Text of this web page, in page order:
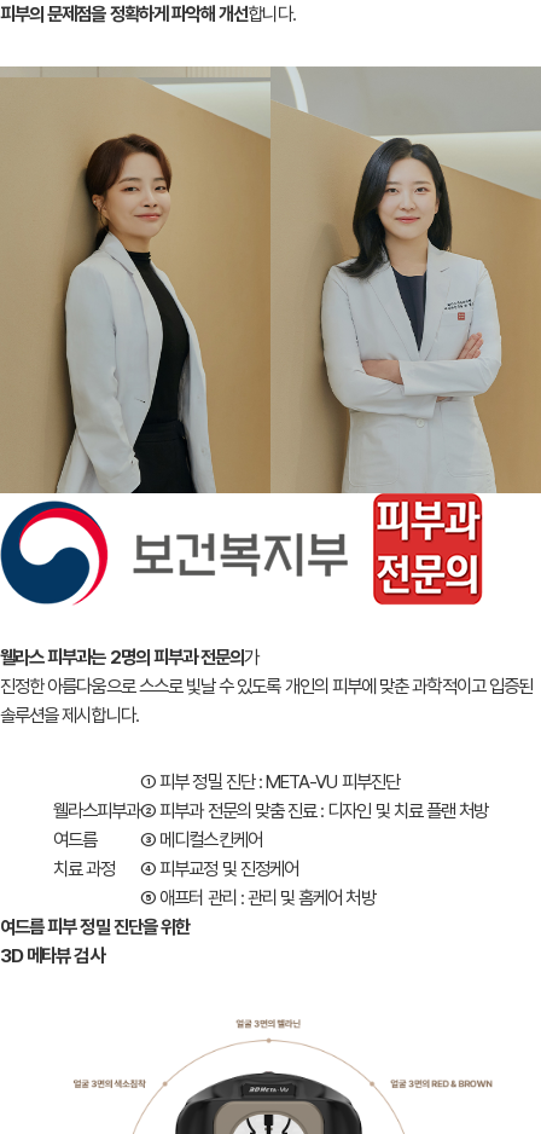
피부의 문제점을 정확하게 파악해 개선합니다.
웰라스 피부과는 2명의 피부과 전문의가
진정한 아름다움으로 스스로 빛날 수 있도록 개인의 피부에 맞춘과학적이고 입증된
솔루션을 제시합니다.
웰라스피부과
여드름
치료 과정
① 피부 정밀 진단 : META-VU 피부진단
② 피부과 전문의 맞춤 진료 : 디자인 및 치료 플랜 처방
③ 메디컬스킨케어
④ 피부교정 및 진정케어
⑤ 애프터 관리 : 관리 및 홈케어 처방
여드름 피부 정밀 진단을 위한
3D 메타뷰 검사